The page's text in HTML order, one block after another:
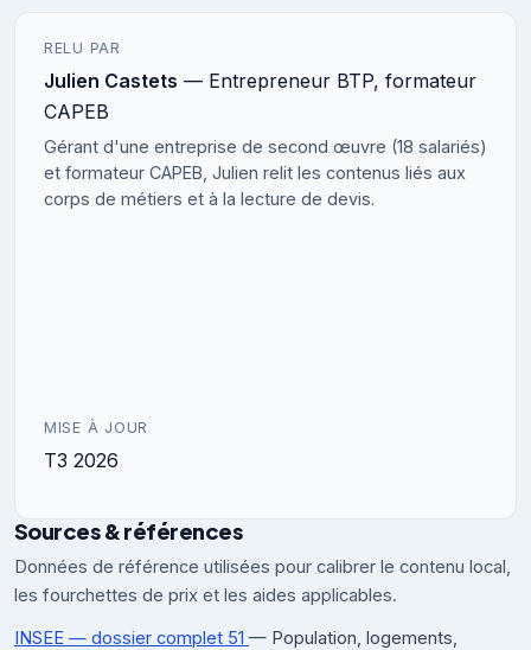
RELU PAR
Julien Castets — Entrepreneur BTP, formateur
CAPEB
Gérant d'une entreprise de second œuvre (18 salariés)
et formateur CAPEB, Julien relit les contenus liés aux
corps de métiers et à la lecture de devis.
MISE À JOUR
T3 2026
Sources & références
Données de référence utilisées pour calibrer le contenu local,
les fourchettes de prix et les aides applicables.
INSEE — dossier complet 51 — Population, logements,